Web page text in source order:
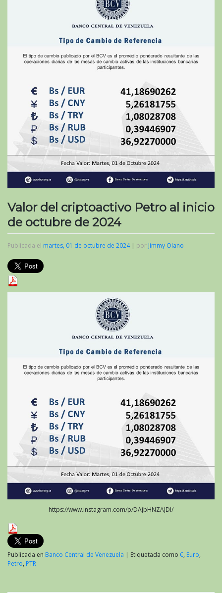
Valor del criptoactivo Petro al inicio
de octubre de 2024
Publicada el martes, 01 de octubre de 2024| por Jimmy Olano
https://www.instagram.com/p/DAjbHNZAJDI/
Publicada en Banco Central de Venezuela | Etiquetada como €, Euro,
Petro, PTR